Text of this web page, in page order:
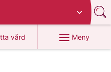
vård
på 1177.se
Meny